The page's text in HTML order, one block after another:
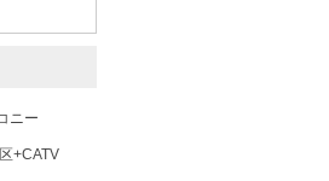
ニー
+CATV